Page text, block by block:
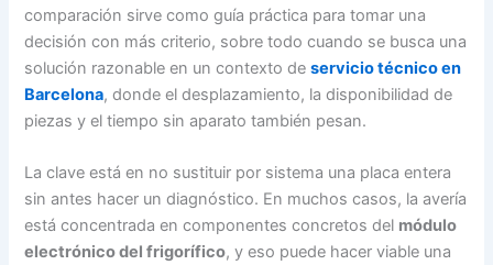
comparación sirve como guía práctica para tomar una
decisión con más criterio, sobre todo cuando se busca una
solución razonable en un contexto deservicio técnico en
Barcelona, donde el desplazamiento, la disponibilidad de
piezas y el tiempo sin aparato también pesan.
La clave está en no sustituir por sistema una placa entera
sin antes hacer un diagnóstico. En muchos casos, la avería
está concentrada en componentes concretos del módulo
electrónico del frigorífico, y eso puede hacer viable una